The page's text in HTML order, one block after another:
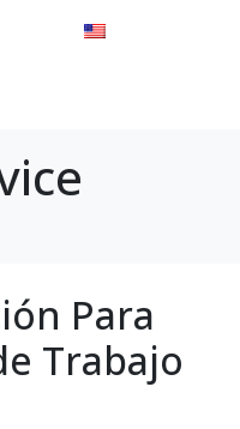
Para
Trabajo